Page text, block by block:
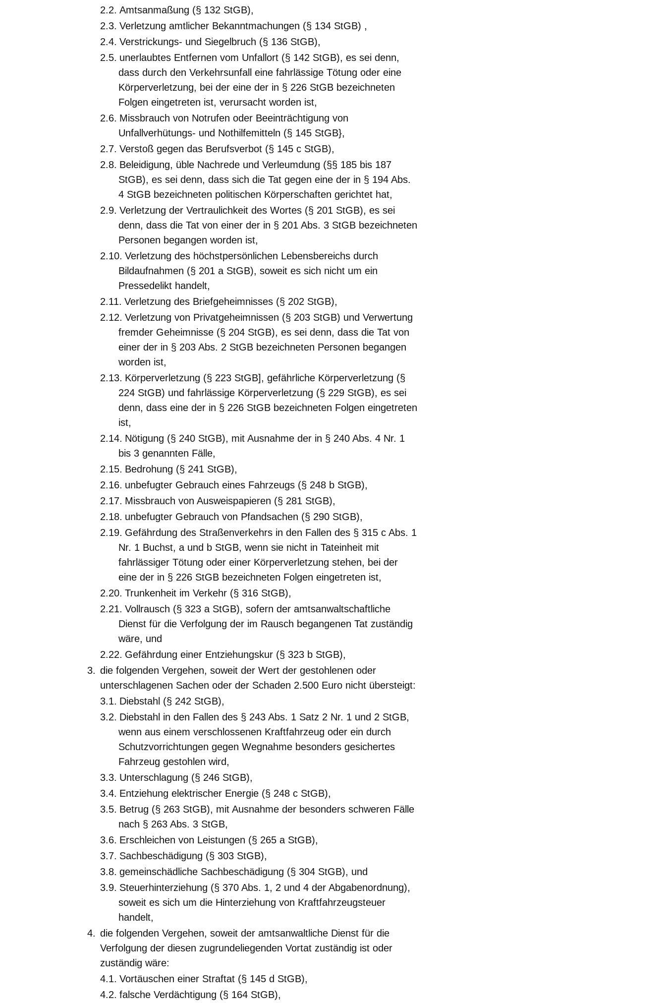
Amtsanmaßung (§ 132 StGB),
Verletzung amtlicher Bekanntmachungen (§ 134 StGB) ,
Verstrickungs- und Siegelbruch (§ 136 StGB),
unerlaubtes Entfernen vom Unfallort (§ 142 StGB), es sei denn,
dass durch den Verkehrsunfall eine fahrlässige Tötung oder eine
Körperverletzung, bei der eine der in § 226 StGB bezeichneten
Folgen eingetreten ist, verursacht worden ist,
Missbrauch von Notrufen oder Beeinträchtigung von
Unfallverhütungs- und Nothilfemitteln (§ 145 StGB},
Verstoß gegen das Berufsverbot (§ 145 c StGB),
Beleidigung, üble Nachrede und Verleumdung (§§ 185 bis 187
StGB), es sei denn, dass sich die Tat gegen eine der in § 194 Abs.
4 StGB bezeichneten politischen Körperschaften gerichtet hat,
Verletzung der Vertraulichkeit des Wortes (§ 201 StGB), es sei
denn, dass die Tat von einer der in § 201 Abs. 3 StGB bezeichneten
Personen begangen worden ist,
Verletzung des höchstpersönlichen Lebensbereichs durch
Bildaufnahmen (§ 201 a StGB), soweit es sich nicht um ein
Pressedelikt handelt,
Verletzung des Briefgeheimnisses (§ 202 StGB),
Verletzung von Privatgeheimnissen (§ 203 StGB) und Verwertung
fremder Geheimnisse (§ 204 StGB), es sei denn, dass die Tat von
einer der in § 203 Abs. 2 StGB bezeichneten Personen begangen
worden ist,
Körperverletzung (§ 223 StGB], gefährliche Körperverletzung (§
224 StGB) und fahrlässige Körperverletzung (§ 229 StGB), es sei
denn, dass eine der in § 226 StGB bezeichneten Folgen eingetreten
ist,
Nötigung (§ 240 StGB), mit Ausnahme der in § 240 Abs. 4 Nr. 1
bis 3 genannten Fälle,
Bedrohung (§ 241 StGB),
unbefugter Gebrauch eines Fahrzeugs (§ 248 b StGB),
Missbrauch von Ausweispapieren (§ 281 StGB),
unbefugter Gebrauch von Pfandsachen (§ 290 StGB),
Gefährdung des Straßenverkehrs in den Fallen des § 315 c Abs. 1
Nr. 1 Buchst, a und b StGB, wenn sie nicht in Tateinheit mit
fahrlässiger Tötung oder einer Körperverletzung stehen, bei der
eine der in § 226 StGB bezeichneten Folgen eingetreten ist,
Trunkenheit im Verkehr (§ 316 StGB),
Vollrausch (§ 323 a StGB), sofern der amtsanwaltschaftliche
Dienst für die Verfolgung der im Rausch begangenen Tat zuständig
wäre, und
Gefährdung einer Entziehungskur (§ 323 b StGB),
die folgenden Vergehen, soweit der Wert der gestohlenen oder
unterschlagenen Sachen oder der Schaden 2.500 Euro nicht übersteigt:
Diebstahl (§ 242 StGB),
Diebstahl in den Fallen des § 243 Abs. 1 Satz 2 Nr. 1 und 2 StGB,
wenn aus einem verschlossenen Kraftfahrzeug oder ein durch
Schutzvorrichtungen gegen Wegnahme besonders gesichertes
Fahrzeug gestohlen wird,
Unterschlagung (§ 246 StGB),
Entziehung elektrischer Energie (§ 248 c StGB),
Betrug (§ 263 StGB), mit Ausnahme der besonders schweren Fälle
nach § 263 Abs. 3 StGB,
Erschleichen von Leistungen (§ 265 a StGB),
Sachbeschädigung (§ 303 StGB),
gemeinschädliche Sachbeschädigung (§ 304 StGB), und
Steuerhinterziehung (§ 370 Abs. 1, 2 und 4 der Abgabenordnung),
soweit es sich um die Hinterziehung von Kraftfahrzeugsteuer
handelt,
die folgenden Vergehen, soweit der amtsanwaltliche Dienst für die
Verfolgung der diesen zugrundeliegenden Vortat zuständig ist oder
zuständig wäre:
Vortäuschen einer Straftat (§ 145 d StGB),
falsche Verdächtigung (§ 164 StGB),